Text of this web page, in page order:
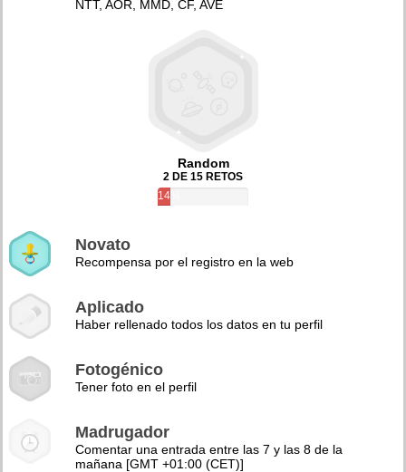
NTT, AOR, MMD, CF, AVE
Random
2 DE 15 RETOS
14%
Novato
Recompensa por el registro en la web
Aplicado
Haber rellenado todos los datos en tu perfil
Fotogénico
Tener foto en el perfil
Madrugador
Comentar una entrada entre las 7 y las 8 de la
mañana [GMT +01:00 (CET)]